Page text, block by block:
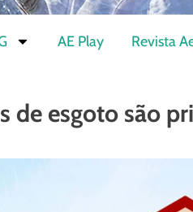
AE Play Revista
de esgoto são